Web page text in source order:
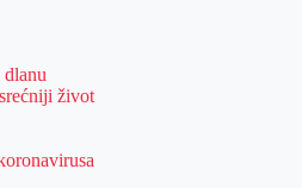
život